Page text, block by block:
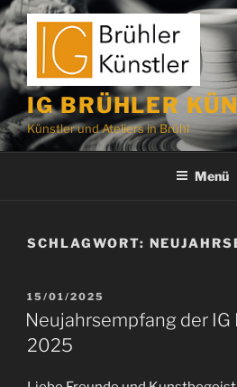
Zum
Inhalt
springen
IG BRÜHLER
Künstler und Ateliers in Brühl
Menü
SCHLAGWORT:
VERÖFFENTLICHT
AM
15/01/2025
Neujahrsempfang der
2025